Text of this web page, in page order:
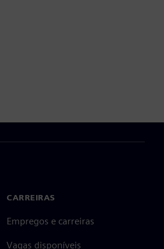
CARREIRAS
Empregos e carreiras
Vagas disponíveis